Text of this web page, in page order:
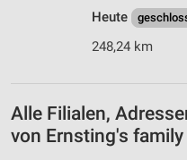
Heute
248,24 km
Alle Filialen,
von Ernsting's
Performance